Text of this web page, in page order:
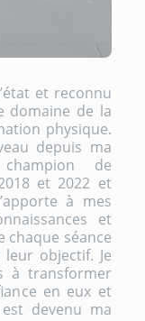
et reconnu
domaine de la
physique.
depuis ma
de
et 2022 et
à mes
et
chaque séance
objectif. Je
à transformer
en eux et
devenu ma